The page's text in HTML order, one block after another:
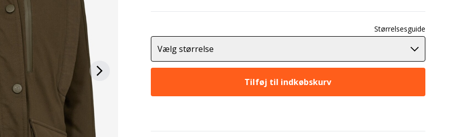
Størrelsesguide
Vælg størrelse
Tilføj til indkøbskurv